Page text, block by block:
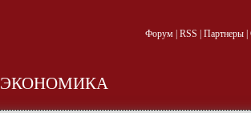
Форум| RSS Партнеры|
ЭКОНОМИКА